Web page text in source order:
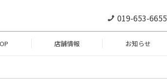
019-653-6655
店舗情報 お知らせ